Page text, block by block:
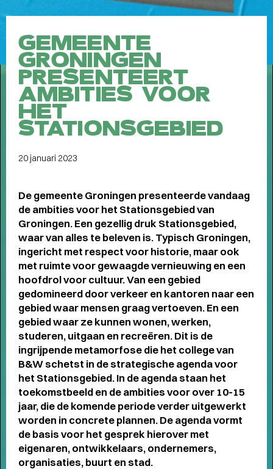
MEET THE BAND:
MUMFORD & SONS
ALLE STORIESVAN
SPOT GRONINGEN:
COLUMNS,KORTEEN
LANGE VERHALEN
GEMEENTE
GRONINGEN
PRESENTEERT
AMBITIES VOOR
HET
STATIONSGEBIED
20 januari 2023
De gemeente Groningen presenteerde vandaag
de ambities voor het Stationsgebied van
Groningen. Een gezellig druk Stationsgebied,
waar van alles te beleven is. Typisch Groningen,
ingericht met respect voor historie, maar ook
met ruimte voor gewaagde vernieuwing en een
hoofdrol voor cultuur. Van een gebied
gedomineerd door verkeer en kantoren naar een
gebied waar mensen graag vertoeven. En een
gebied waar ze kunnen wonen, werken,
studeren, uitgaan en recreëren. Dit is de
ingrijpende metamorfose die het college van
B&W schetst in de strategische agenda voor
het Stationsgebied. In de agenda staan het
toekomstbeeld en de ambities voor over 10-15
jaar, die de komende periode verder uitgewerkt
worden in concrete plannen. De agenda vormt
de basis voor het gesprek hierover met
eigenaren, ontwikkelaars, ondernemers,
organisaties, buurt en stad.